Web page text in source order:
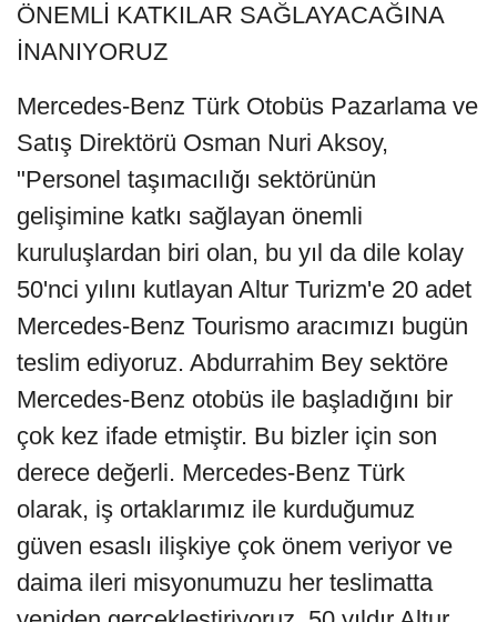
ÖNEMLİ KATKILAR SAĞLAYACAĞINA
İNANIYORUZ
Mercedes-Benz Türk Otobüs Pazarlama ve
Satış Direktörü Osman Nuri Aksoy,
"Personel taşımacılığı sektörünün
gelişimine katkı sağlayan önemli
kuruluşlardan biri olan, bu yıl da dile kolay
50'nci yılını kutlayan Altur Turizm'e 20 adet
Mercedes-Benz Tourismo aracımızı bugün
teslim ediyoruz. Abdurrahim Bey sektöre
Mercedes-Benz otobüs ile başladığını bir
çok kez ifade etmiştir. Bu bizler için son
derece değerli. Mercedes-Benz Türk
olarak, iş ortaklarımız ile kurduğumuz
güven esaslı ilişkiye çok önem veriyor ve
daima ileri misyonumuzu her teslimatta